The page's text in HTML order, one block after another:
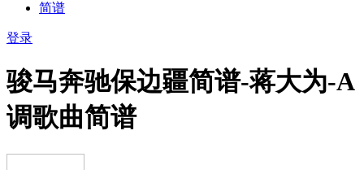
简谱
登录
骏马奔驰保边疆简谱-蒋大为-A
调歌曲简谱